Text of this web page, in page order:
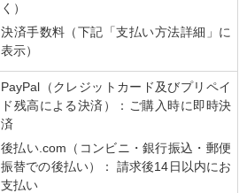
く）
決済手数料（下記「支払い方法詳細」に
表示）
PayPal（クレジットカード及びプリペイ
ド残高による決済）：ご購入時に即時決
済
後払い.com（コンビニ・銀行振込・郵便
振替での後払い）： 請求後14日以内にお
支払い